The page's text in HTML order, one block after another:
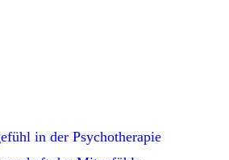
in der Psychotherapie